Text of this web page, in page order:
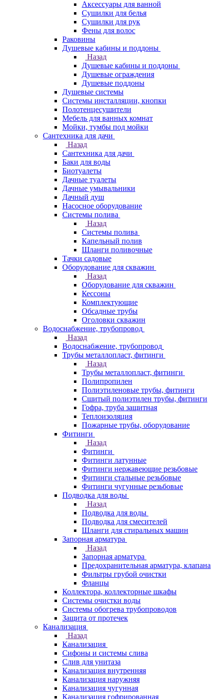
Аксессуары для ванной
Сушилки для белья
Сушилки для рук
Фены для волос
Раковины
Душевые кабины и поддоны
Назад
Душевые кабины и поддоны
Душевые ограждения
Душевые поддоны
Душевые системы
Системы инсталляции, кнопки
Полотенцесушители
Мебель для ванных комнат
Мойки, тумбы под мойки
Сантехника для дачи
Назад
Сантехника для дачи
Баки для воды
Биотуалеты
Дачные туалеты
Дачные умывальники
Дачный душ
Насосное оборудование
Системы полива
Назад
Системы полива
Капельный полив
Шланги поливочные
Тачки садовые
Оборудование для скважин
Назад
Оборудование для скважин
Кессоны
Комплектующие
Обсадные трубы
Оголовки скважин
Водоснабжение, трубопровод
Назад
Водоснабжение, трубопровод
Трубы металлопласт, фитинги
Назад
Трубы металлопласт, фитинги
Полипропилен
Полиэтиленовые трубы, фитинги
Сшитый полиэтилен трубы, фитинги
Гофра, труба защитная
Теплоизоляция
Пожарные трубы, оборудование
Фитинги
Назад
Фитинги
Фитинги латунные
Фитинги нержавеющие резьбовые
Фитинги стальные резьбовые
Фитинги чугунные резьбовые
Подводка для воды
Назад
Подводка для воды
Подводка для смесителей
Шланги для стиральных машин
Запорная арматура
Назад
Запорная арматура
Предохранительная арматура, клапана
Фильтры грубой очистки
Фланцы
Коллектора, коллекторные шкафы
Системы очистки воды
Системы обогрева трубопроводов
Защита от протечек
Канализация
Назад
Канализация
Сифоны и системы слива
Слив для унитаза
Канализация внутренняя
Канализация наружняя
Канализация чугунная
Канализация гофрированная